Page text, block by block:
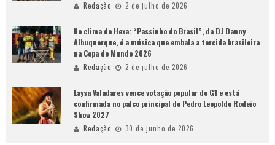
Redação 2 de julho de 2026
No clima do Hexa: “Passinho do Brasil”, da DJ Danny
Albuquerque, é a música que embala a torcida brasileira
na Copa do Mundo 2026
Redação 2 de julho de 2026
Laysa Valadares vence votação popular do G1 e está
confirmada no palco principal do Pedro Leopoldo Rodeio
Show 2027
Redação 30 de junho de 2026